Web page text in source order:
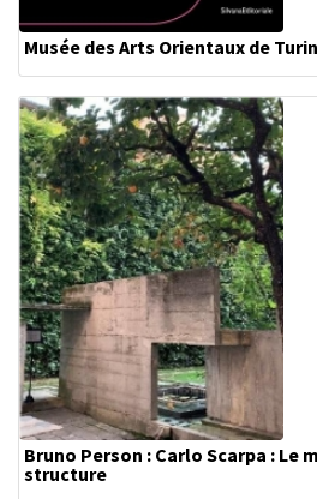
Musée des Arts Orientaux de Turin
Bruno Person : Carlo Scarpa : Le
structure